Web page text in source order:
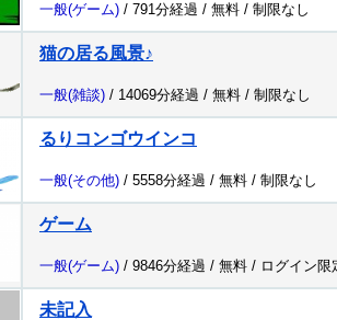
一般(ゲーム) / 791分経過 / 無料 / 制限なし
猫の居る風景♪
一般(雑談) / 14069分経過 / 無料 / 制限なし
るりコンゴウインコ
一般(その他) / 5558分経過 / 無料 / 制限なし
ゲーム
一般(ゲーム) / 9846分経過 / 無料 / ログイン限
未記入